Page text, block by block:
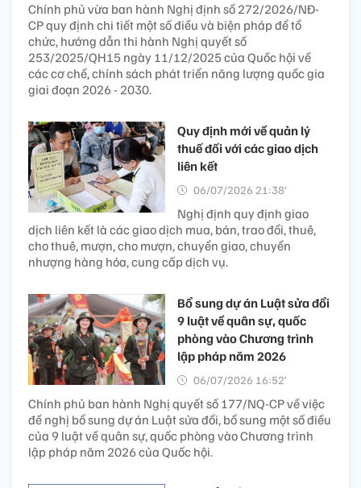
Chính phủ vừa ban hành Nghị định số 272/2026/NĐ-
CP quy định chi tiết một số điều và biện pháp để tổ
chức, hướng dẫn thi hành Nghị quyết số
253/2025/QH15 ngày 11/12/2025 của Quốc hội về
các cơ chế, chính sách phát triển năng lượng quốc gia
giai đoạn 2026 - 2030.
Quy định mới về quản lý
thuế đối với các giao dịch
liên kết
06/07/2026 21:38’
Nghị định quy định giao
dịch liên kết là các giao dịch mua, bán, trao đổi, thuê,
cho thuê, mượn, cho mượn, chuyển giao, chuyển
nhượng hàng hóa, cung cấp dịch vụ.
Bổ sung dự án Luật sửa đổi
9 luật về quân sự, quốc
phòng vào Chương trình
lập pháp năm 2026
06/07/2026 16:52’
Chính phủ ban hành Nghị quyết số 177/NQ-CP về việc
đề nghị bổ sung dự án Luật sửa đổi, bổ sung một số điều
của 9 luật về quân sự, quốc phòng vào Chương trình
lập pháp năm 2026 của Quốc hội.